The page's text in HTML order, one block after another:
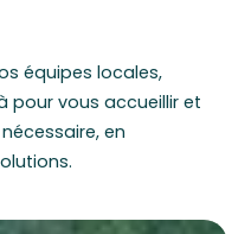
équipes locales,
pour vous accueillir et
en